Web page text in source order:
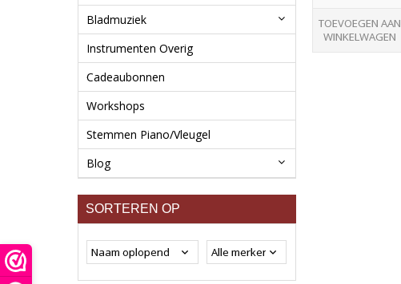
Bladmuziek
Instrumenten Overig
Cadeaubonnen
Workshops
Stemmen Piano/Vleugel
Blog
SORTEREN OP
TOEVOEGEN AAN
WINKELWAGEN